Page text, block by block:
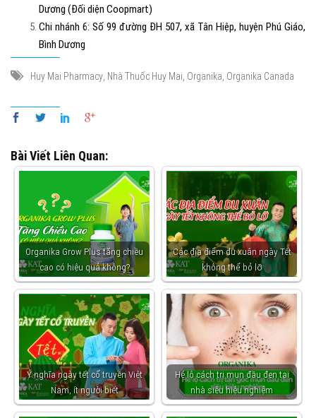
Dương (Đối diện Coopmart)
Chi nhánh 6: Số 99 đường ĐH 507, xã Tân Hiệp, huyện Phú Giáo,
Bình Dương
Huy Mai Pharmacy, Nhà Thuốc Huy Mai, Organika, Organika Canada
Bài Viết Liên Quan:
Organika Grow Plus tăng chiều
cao có hiệu quả không?
Các địa điểm du xuân ngày Tết
không thể bỏ lỡ
Ý nghĩa ngày tết cổ truyền Việt
Nam, ít người biết
Hé lộ cách trị mụn đầu đen tại
nhà siêu hiệu nghiệm